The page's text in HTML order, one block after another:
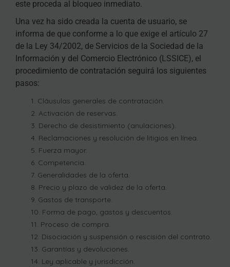
este proceda al bloqueo inmediato.
Una vez ha sido creada la cuenta de usuario, se
informa de que conforme a lo que exige el artículo 27
de la Ley 34/2002, de Servicios de la Sociedad de la
Información y del Comercio Electrónico (LSSICE), el
procedimiento de contratación seguirá los siguientes
pasos:
Cláusulas generales de contratación.
Activación de reservas.
Derecho de desistimiento (anulaciones).
Reclamaciones y resolución de litigios en línea.
Fuerza mayor.
Competencia.
Generalidades de la oferta.
Precio y plazo de validez de la oferta.
Gastos de transporte.
Forma de pago, gastos y descuentos.
Proceso de compra.
Disociación y suspensión o rescisión del contrato.
Garantías y devoluciones.
Ley aplicable y jurisdicción.